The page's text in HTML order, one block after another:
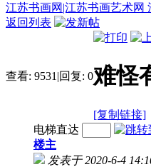
江苏书画网|江苏书画艺术网
返回列表
查看: 9531 |回复: 0难怪
[复制链接]
电梯直达
楼主
发表于 2020-6-4